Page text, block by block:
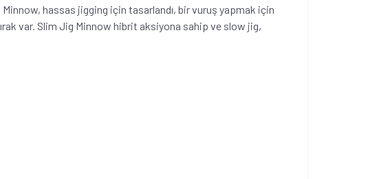
Minnow, hassas jigging için tasarlandı, bir vuruş yapmak için
var. Slim Jig Minnow hibrit aksiyona sahip ve slow jig,